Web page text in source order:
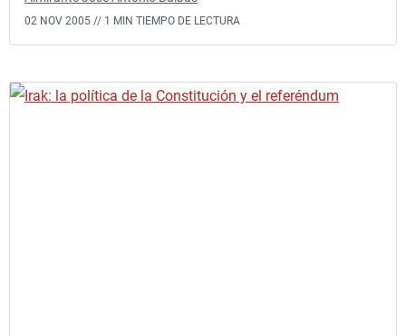
02 NOV 2005 // 1 MIN TIEMPO DE LECTURA